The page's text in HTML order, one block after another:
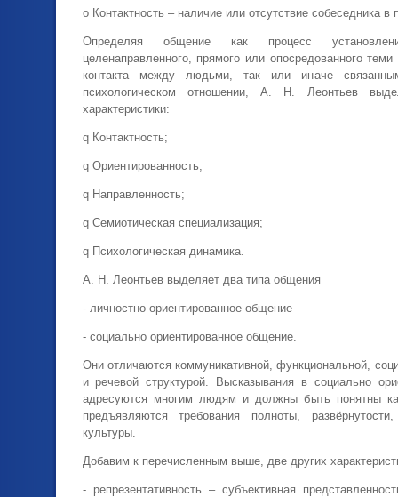
o Контактность – наличие или отсутствие собеседника в
Определяя общение как процесс
целенаправленного, прямого или опосредованного
контакта между людьми, так или иначе
психологическом отношении, А. Н. Леонтьев
характеристики:
q Контактность;
q Ориентированность;
q Направленность;
q Семиотическая специализация;
q Психологическая динамика.
А. Н. Леонтьев выделяет два типа общения
- личностно ориентированное общение
- социально ориентированное общение.
Они отличаются коммуникативной, функциональной,
и речевой структурой. Высказывания в социально
адресуются многим людям и должны быть понятны
предъявляются требования полноты,
культуры.
Добавим к перечисленным выше, две других
- репрезентативность – субъективная